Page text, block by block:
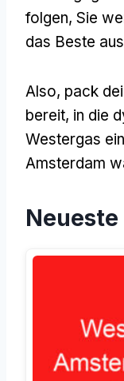
folgen, Sie
das Beste
Also, pack
bereit, in die
Westergas
Amsterdam